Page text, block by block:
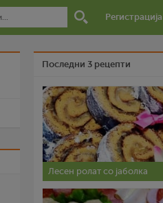
Регистрација
Последни 3 рецепти
Лесен ролат со јаболка